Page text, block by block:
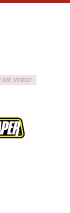
MX VERDE